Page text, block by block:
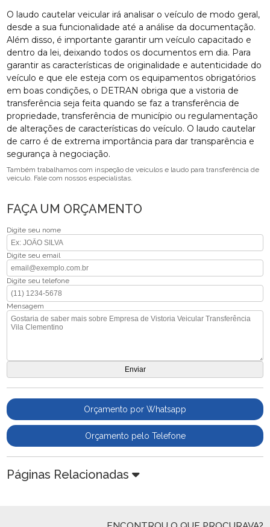
O laudo cautelar veicular irá analisar o veículo de modo geral,
desde a sua funcionalidade até a análise da documentação.
Além disso, é importante garantir um veículo capacitado e
dentro da lei, deixando todos os documentos em dia. Para
garantir as características de originalidade e autenticidade do
veículo e que ele esteja com os equipamentos obrigatórios
em boas condições, o DETRAN obriga que a vistoria de
transferência seja feita quando se faz a transferência de
propriedade, transferência de município ou regulamentação
de alterações de características do veículo. O laudo cautelar
de carro é de extrema importância para dar transparência e
segurança à negociação.
Também trabalhamos com inspeção de veículos e laudo para transferência de
veiculo. Fale com nossos especialistas.
FAÇA UM ORÇAMENTO
Digite seu nome
Digite seu email
Digite seu telefone
Mensagem
Orçamento por Whatsapp
Orçamento pelo Telefone
Páginas Relacionadas